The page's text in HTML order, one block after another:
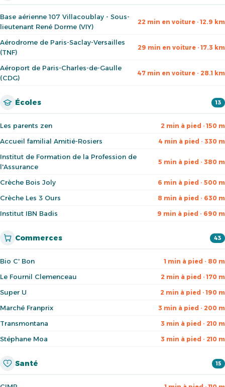
Base aérienne 107 Villacoublay - Sous-
lieutenant René Dorme (VIY)
22 min en voiture · 12.9 km
Aérodrome de Paris-Saclay-Versailles
(TNF)
29 min en voiture · 17.3 km
Aéroport de Paris-Charles-de-Gaulle
(CDG)
47 min en voiture · 28.1 km
Écoles 13
Les parents zen 2 min à pied · 150 m
Accueil familial Amitié-Rosiers 4 min à pied · 330 m
Institut de Formation de la Profession de
l'Assurance
5 min à pied · 380 m
Crèche Bois Joly 6 min à pied · 500 m
Crèche Les 3 Ours 8 min à pied · 630 m
Institut IBN Badis 9 min à pied · 690 m
Commerces 43
Bio C' Bon 1 min à pied · 80 m
Le Fournil Clemenceau 2 min à pied · 170 m
Super U 2 min à pied · 190 m
Marché Franprix 3 min à pied · 200 m
Transmontana 3 min à pied · 210 m
Stéphane Moa 3 min à pied · 210 m
Santé 15